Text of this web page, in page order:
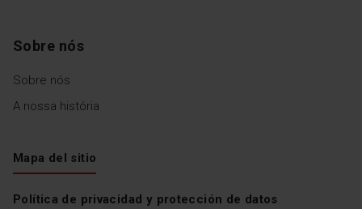
Sobre nós
Sobre nós
A nossa história
Mapa del sitio
Política de privacidad y protección de datos